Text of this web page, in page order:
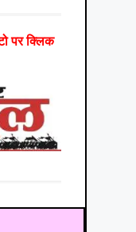
पर क्लिक